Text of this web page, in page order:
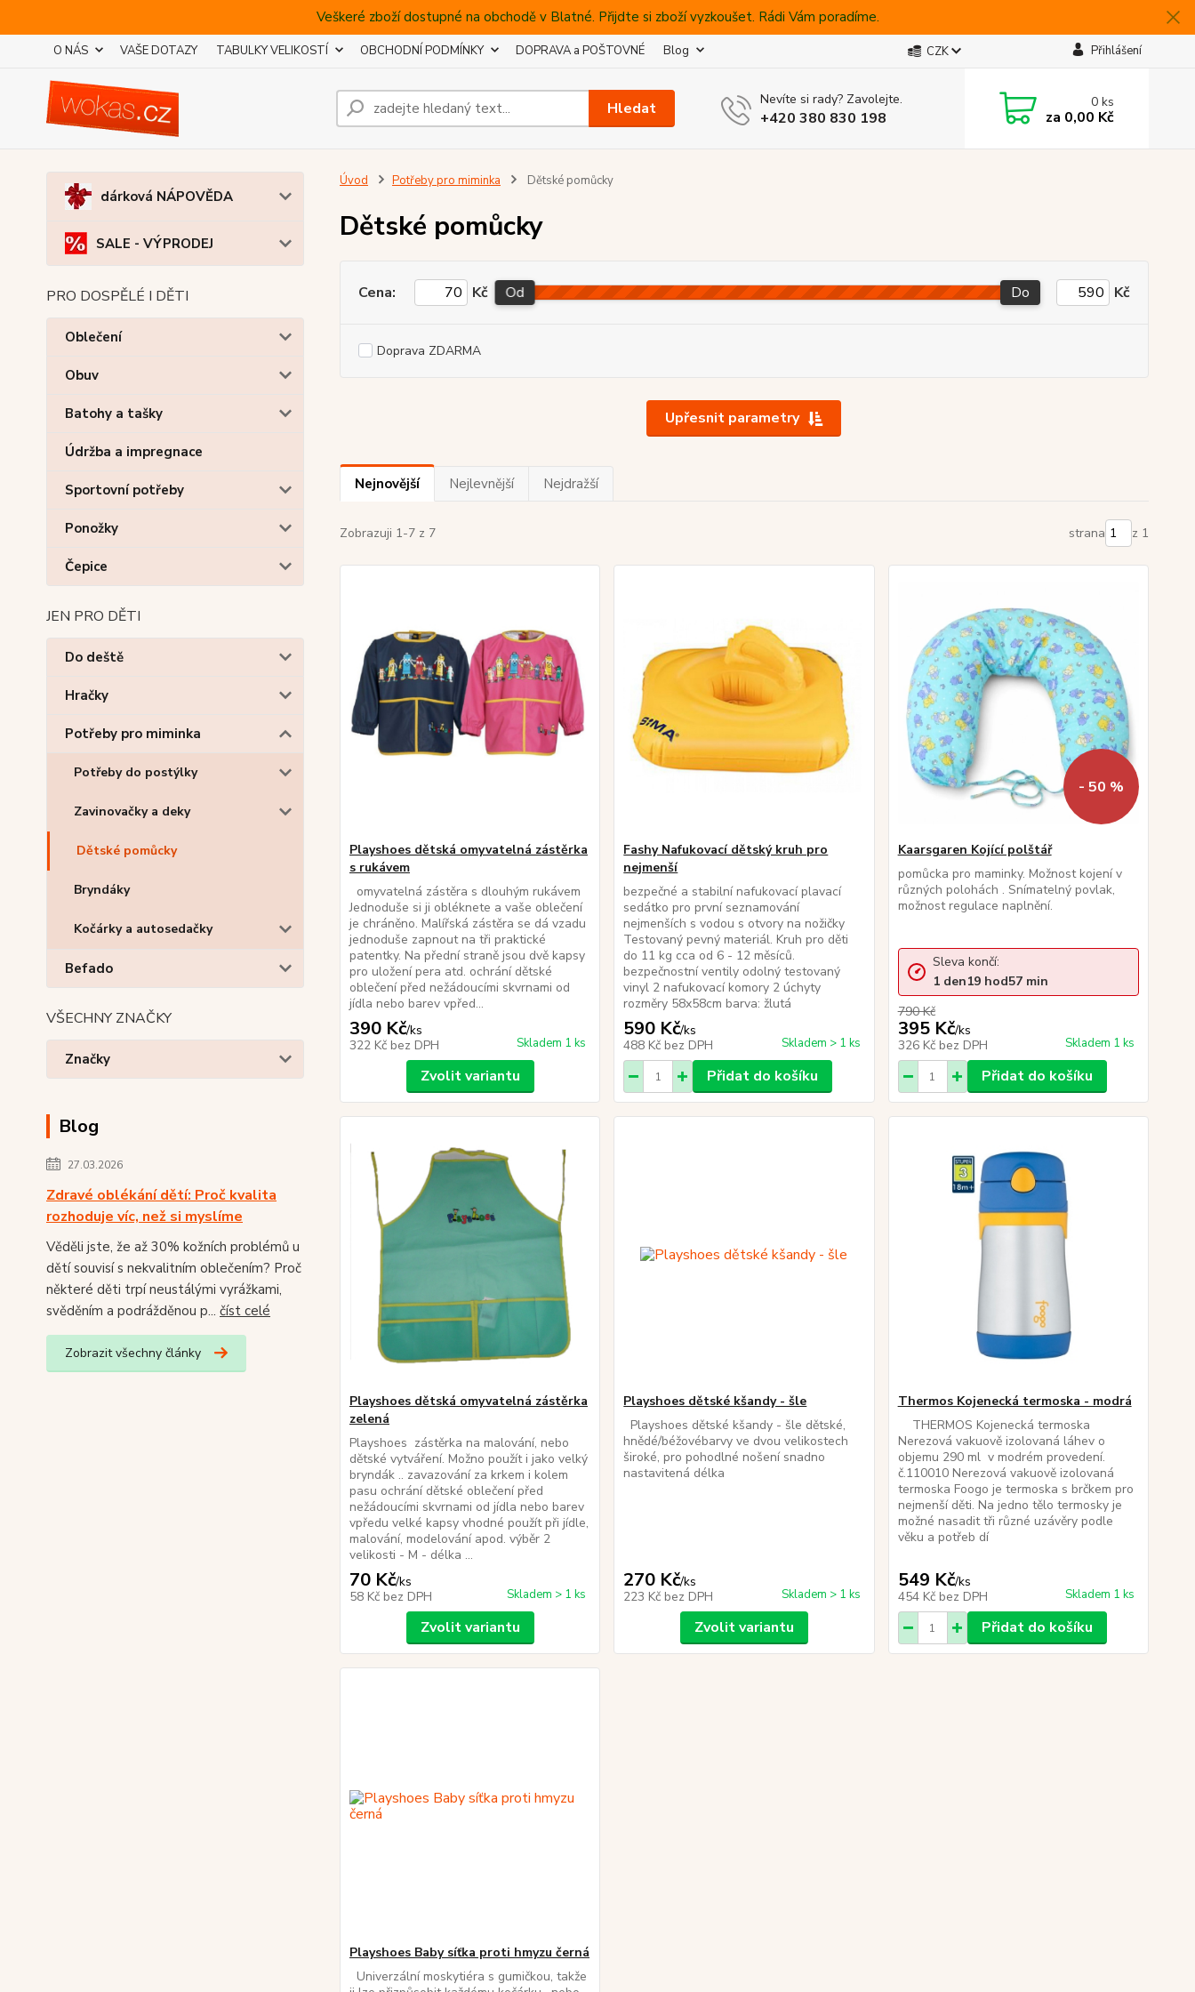
Veškeré zboží dostupné na obchodě v Blatné. Přijdte si zboží vyzkoušet. Rádi Vám poradíme.
O NÁS VAŠE DOTAZY TABULKY VELIKOSTÍ OBCHODNÍ PODMÍNKY DOPRAVA a POŠTOVNÉ Blog CZK Přihlášení
Hledat Nevíte si rady? Zavolejte.
+420 380 830 198
0ks
za 0,00 Kč
dárková NÁPOVĚDA
SALE - VÝPRODEJ
PRO DOSPĚLÉ I DĚTI
Oblečení
Obuv
Batohy a tašky
Údržba a impregnace
Sportovní potřeby
Ponožky
Čepice
JEN PRO DĚTI
Do deště
Hračky
Potřeby pro miminka
Potřeby do postýlky
Zavinovačky a deky
Dětské pomůcky
Bryndáky
Kočárky a autosedačky
Befado
VŠECHNY ZNAČKY
Značky
Blog
27.03.2026
Zdravé oblékání dětí: Proč kvalita
rozhoduje víc, než si myslíme
Věděli jste, že až 30% kožních problémů u
dětí souvisí s nekvalitním oblečením? Proč
některé děti trpí neustálými vyrážkami,
svěděním a podrážděnou p... číst celé
Zobrazit všechny články
Úvod Potřeby pro miminka Dětské pomůcky
Dětské pomůcky
Upřesnit parametry
Cena: Kč Od Do Kč
Doprava ZDARMA
Nejnovější Nejlevnější Nejdražší
Zobrazuji 1-7 z 7 strana z 1
Playshoes dětská omyvatelná zástěrka
s rukávem
omyvatelná zástěra s dlouhým rukávem
Jednoduše si ji obléknete a vaše oblečení
je chráněno. Malířská zástěra se dá vzadu
jednoduše zapnout na tři praktické
patentky. Na přední straně jsou dvě kapsy
pro uložení pera atd. ochrání dětské
oblečení před nežádoucími skvrnami od
jídla nebo barev vpřed...
390 Kč/ks
322 Kč bez DPH Skladem 1 ks
Zvolit variantu
Fashy Nafukovací dětský kruh pro
nejmenší
bezpečné a stabilní nafukovací plavací
sedátko pro první seznamování
nejmenších s vodou s otvory na nožičky
Testovaný pevný materiál. Kruh pro děti
do 11 kg cca od 6 - 12 měsíců.
bezpečnostní ventily odolný testovaný
vinyl 2 nafukovací komory 2 úchyty
rozměry 58x58cm barva: žlutá
590 Kč/ks
488 Kč bez DPH Skladem > 1 ks
Přidat do košíku
- 50 %
Kaarsgaren Kojící polštář
pomůcka pro maminky. Možnost kojení v
různých polohách . Snímatelný povlak,
možnost regulace naplnění.
790 Kč
395 Kč/ks
326 Kč bez DPH Skladem 1 ks
Sleva končí:
1 den19hod57min
Přidat do košíku
Playshoes dětská omyvatelná zástěrka
zelená
Playshoes zástěrka na malování, nebo
dětské vytváření. Možno použít i jako velký
bryndák .. zavazování za krkem i kolem
pasu ochrání dětské oblečení před
nežádoucími skvrnami od jídla nebo barev
vpředu velké kapsy vhodné použít při jídle,
malování, modelování apod. výběr 2
velikosti - M - délka ...
70 Kč/ks
58 Kč bez DPH Skladem > 1 ks
Zvolit variantu
Playshoes dětské kšandy - šle
Playshoes dětské kšandy - šle dětské,
hnědé/béžovébarvy ve dvou velikostech
široké, pro pohodlné nošení snadno
nastavitená délka
270 Kč/ks
223 Kč bez DPH Skladem > 1 ks
Zvolit variantu
Thermos Kojenecká termoska - modrá
THERMOS Kojenecká termoska
Nerezová vakuově izolovaná láhev o
objemu 290 ml v modrém provedení.
č.110010 Nerezová vakuově izolovaná
termoska Foogo je termoska s brčkem pro
nejmenší děti. Na jedno tělo termosky je
možné nasadit tři různé uzávěry podle
věku a potřeb dí
549 Kč/ks
454 Kč bez DPH Skladem 1 ks
Přidat do košíku
Playshoes Baby síťka proti hmyzu černá
Univerzální moskytiéra s gumičkou, takže